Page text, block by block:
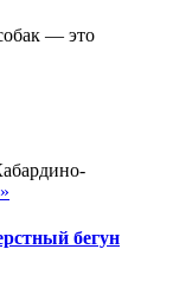
— это
бегун